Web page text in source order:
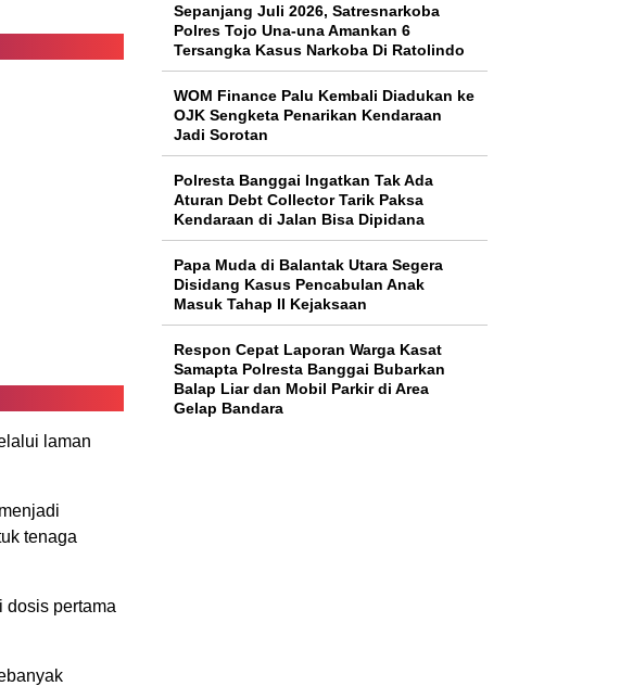
laman
tenaga
dosis pertama
Sepanjang Juli 2026, Satresnarkoba
Polres Tojo Una-una Amankan 6
Tersangka Kasus Narkoba Di Ratolindo
WOM Finance Palu Kembali Diadukan ke
OJK Sengketa Penarikan Kendaraan
Jadi Sorotan
Polresta Banggai Ingatkan Tak Ada
Aturan Debt Collector Tarik Paksa
Kendaraan di Jalan Bisa Dipidana
Papa Muda di Balantak Utara Segera
Disidang Kasus Pencabulan Anak
Masuk Tahap II Kejaksaan
Respon Cepat Laporan Warga Kasat
Samapta Polresta Banggai Bubarkan
Balap Liar dan Mobil Parkir di Area
Gelap Bandara